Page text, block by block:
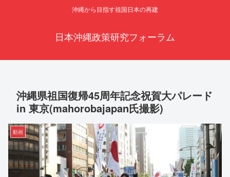
沖縄から目指す祖国日本の再建
日本沖縄政策研究フォーラム
沖縄県祖国復帰45周年記念祝賀大パレード
in 東京(mahorobajapan氏撮影)
動画